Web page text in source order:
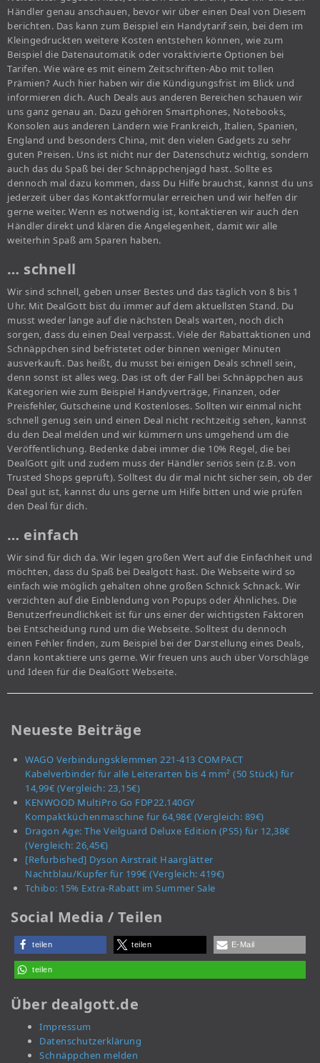
Händler genau anschauen, bevor wir über einen Deal von Diesem
berichten. Das kann zum Beispiel ein Handytarif sein, bei dem im
Kleingedruckten weitere Kosten entstehen können, wie zum
Beispiel die Datenautomatik oder voraktivierte Optionen bei
Tarifen. Wie wäre es mit einem Zeitschriften-Abo mit tollen
Prämien? Auch hier haben wir die Kündigungsfrist im Blick und
informieren dich. Auch Deals aus anderen Bereichen schauen wir
uns ganz genau an. Dazu gehören Smartphones, Notebooks,
Konsolen aus anderen Ländern wie Frankreich, Italien, Spanien,
England und besonders China, mit den vielen Gadgets zu sehr
guten Preisen. Uns ist nicht nur der Datenschutz wichtig, sondern
auch das du Spaß bei der Schnäppchenjagd hast. Sollte es
dennoch mal dazu kommen, dass Du Hilfe brauchst, kannst du uns
jederzeit über das Kontaktformular erreichen und wir helfen dir
gerne weiter. Wenn es notwendig ist, kontaktieren wir auch den
Händler direkt und klären die Angelegenheit, damit wir alle
weiterhin Spaß am Sparen haben.
… schnell
Wir sind schnell, geben unser Bestes und das täglich von 8 bis 1
Uhr. Mit DealGott bist du immer auf dem aktuellsten Stand. Du
musst weder lange auf die nächsten Deals warten, noch dich
sorgen, dass du einen Deal verpasst. Viele der Rabattaktionen und
Schnäppchen sind befristetet oder binnen weniger Minuten
ausverkauft. Das heißt, du musst bei einigen Deals schnell sein,
denn sonst ist alles weg. Das ist oft der Fall bei Schnäppchen aus
Kategorien wie zum Beispiel Handyverträge, Finanzen, oder
Preisfehler, Gutscheine und Kostenloses. Sollten wir einmal nicht
schnell genug sein und einen Deal nicht rechtzeitig sehen, kannst
du den Deal melden und wir kümmern uns umgehend um die
Veröffentlichung. Bedenke dabei immer die 10% Regel, die bei
DealGott gilt und zudem muss der Händler seriös sein (z.B. von
Trusted Shops geprüft). Solltest du dir mal nicht sicher sein, ob der
Deal gut ist, kannst du uns gerne um Hilfe bitten und wie prüfen
den Deal für dich.
… einfach
Wir sind für dich da. Wir legen großen Wert auf die Einfachheit und
möchten, dass du Spaß bei Dealgott hast. Die Webseite wird so
einfach wie möglich gehalten ohne großen Schnick Schnack. Wir
verzichten auf die Einblendung von Popups oder Ähnliches. Die
Benutzerfreundlichkeit ist für uns einer der wichtigsten Faktoren
bei Entscheidung rund um die Webseite. Solltest du dennoch
einen Fehler finden, zum Beispiel bei der Darstellung eines Deals,
dann kontaktiere uns gerne. Wir freuen uns auch über Vorschläge
und Ideen für die DealGott Webseite.
Neueste Beiträge
WAGO Verbindungsklemmen 221-413 COMPACT
Kabelverbinder für alle Leiterarten bis 4 mm² (50 Stück) für
14,99€ (Vergleich: 23,15€)
KENWOOD MultiPro Go FDP22.140GY
Kompaktküchenmaschine für 64,98€ (Vergleich: 89€)
Dragon Age: The Veilguard Deluxe Edition (PS5) für 12,38€
(Vergleich: 26,45€)
[Refurbished] Dyson Airstrait Haarglätter
Nachtblau/Kupfer für 199€ (Vergleich: 419€)
Tchibo: 15% Extra-Rabatt im Summer Sale
Social Media / Teilen
teilen teilen E-Mail
teilen
Über dealgott.de
Impressum
Datenschutzerklärung
Schnäppchen melden